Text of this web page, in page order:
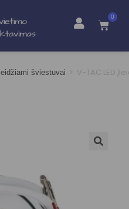
0
Įleidžiami šviestuvai > V-TAC LED